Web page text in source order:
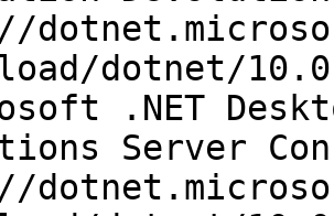
dotnet/
.NET
Server